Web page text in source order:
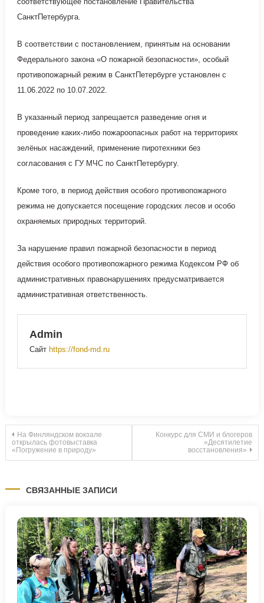
СанктПетербурга.
В соответствии с постановлением, принятым на основании
Федерального закона «О пожарной безопасности», особый
противопожарный режим в СанктПетербурге установлен с
11.06.2022 по 10.07.2022.
В указанный период запрещается разведение огня и
проведение каких-либо пожароопасных работ на территориях
зелёных насаждений, применение пиротехники без
согласования с ГУ МЧС по СанктПетербургу.
Кроме того, в период действия особого противопожарного
режима не допускается посещение городских лесов и особо
охраняемых природных территорий.
За нарушение правил пожарной безопасности в период
действия особого противопожарного режима Кодексом РФ об
административных правонарушениях предусматривается
административная ответственность.
Admin
Сайт https://fond-md.ru
Навигация
по
записям
На Финляндском вокзале
открылась фотовыставка
«Погружение в природу»
Конкурс для СМИ и блогеров
«Десятилетие
восстановления»
СВЯЗАННЫЕ ЗАПИСИ